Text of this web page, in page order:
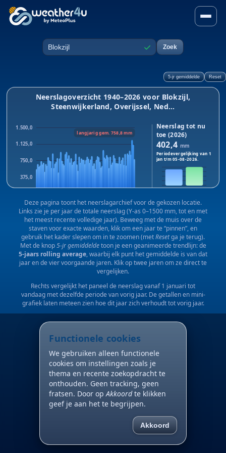
Neerslag in Blokzijl,
✓ Zoek
5-jr gemiddelde Reset
Neerslagoverzicht 1940–2026 voor Blokzijl,
Steenwijkerland, Overijssel, Ned...
375,0
750,0
1.125,0
1.500,0
1940 1983 2025
langjarig gem. 758,8 mm
Neerslag tot nu
toe (2026)
402,4 mm
Periodevergelijking van 1
jan t/m05-08-2026.
2026 2025
Dit jaar: 402,4
mm · Vorig
jaar:460,5mm
Verschil:-58,1 mm
Deze pagina toont het neerslagarchief voor de gekozen locatie.
Links zie je per jaar de totale neerslag (Y-as 0–1500 mm, tot en met
het meest recente volledige jaar). Beweeg met de muis over de
staven voor exacte waarden, klik om een jaar te “pinnen”, en
gebruik het kader slepen om in te zoomen (metResetga je terug).
Met de knop5-jr gemiddeldetoon je een geanimeerde trendlijn: de
5-jaars rolling average, waarbij elk punt het gemiddelde is van dat
jaar en de vier voorgaande jaren. Klik op twee jaren om ze direct te
vergelijken.
Rechts vergelijkt het paneel de neerslag vanaf 1 januari tot
vandaag met dezelfde periode van vorig jaar. De getallen en mini-
grafiek laten meteen zien hoe dit jaar zich verhoudt tot vorig jaar.
Functionele cookies
We gebruiken alleen functionele
cookies om instellingen zoals je
thema en recente zoekopdracht te
onthouden. Geen tracking, geen
fratsen. Door opAkkoordte klikken
geef je aan het te begrijpen.
Akkoord